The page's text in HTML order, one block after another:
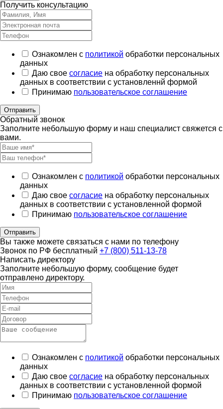
Получить консультацию
Ознакомлен с политикой обработки персональных
данных
Даю свое согласие на обработку персональных
данных в соответствии с установленнй формой
Принимаю пользовательское соглашение
Отправить
Обратный звонок
Заполните небольшую форму и наш специалист свяжется с
вами.
Ознакомлен с политикой обработки персональных
данных
Даю свое согласие на обработку персональных
данных в соответствии с установленной формой
Принимаю пользовательское соглашение
Отправить
Вы также можете связаться с нами по телефону
Звонок по РФ бесплатный +7 (800) 511-13-78
Написать директору
Заполните небольшую форму, сообщение будет
отправлено директору.
Ознакомлен с политикой обработки персональных
данных
Даю свое согласие на обработку персональных
данных в соответствии с установленной формой
Принимаю пользовательское соглашение